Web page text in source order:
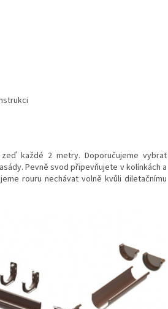
každé 2 metry. Doporučujeme vybrat
Pevně svod připevňujete v kolínkách a
rouru nechávat volně kvůli diletačnímu